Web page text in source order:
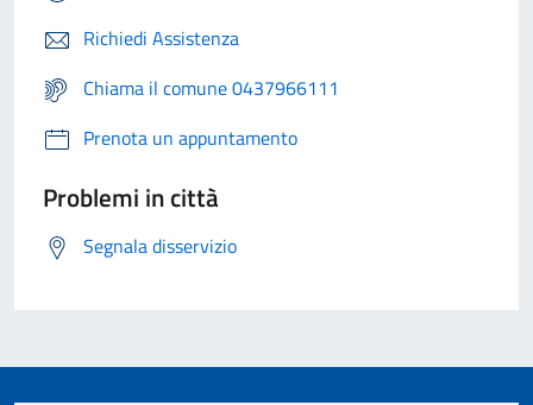
Richiedi Assistenza
Chiama il comune 0437966111
Prenota un appuntamento
Problemi in città
Segnala disservizio